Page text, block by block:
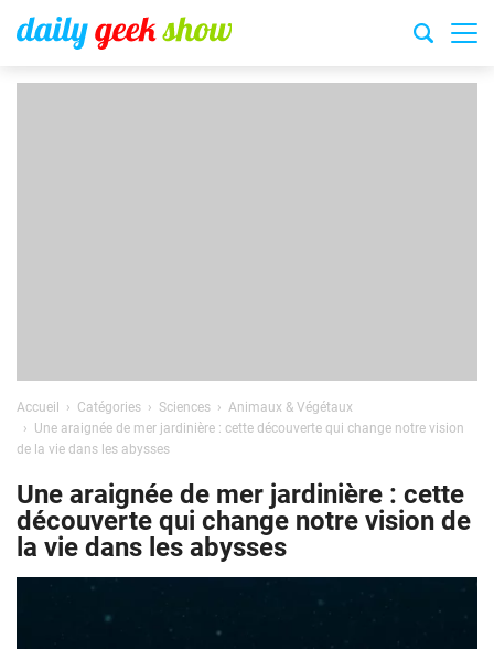
Accueil Catégories Sciences
Animaux & Végétaux
Une araignée de mer jardinière : cette découverte qui change notre vision
de la vie dans les abysses
Une araignée de mer jardinière : cette
découverte qui change notre vision de
la vie dans les abysses